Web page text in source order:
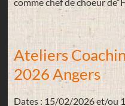
Ateliers
2026 Angers
Dates : 15/02/2026 et/ou